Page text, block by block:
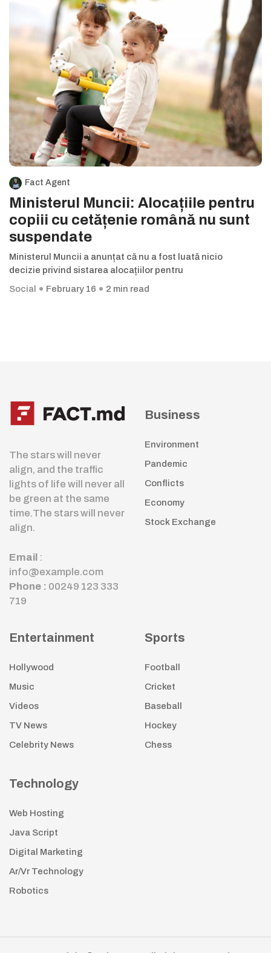
Fact Agent
Ministerul Muncii: Alocațiile pentru
copiii cu cetățenie română nu sunt
suspendate
Ministerul Muncii a anunțat că nu a fost luată nicio
decizie privind sistarea alocațiilor pentru
Social
February 16 2 min read
The stars will never
align, and the traffic
lights of life will never all
be green at the same
time.The stars will never
align.
Email :
info@example.com
Phone : 00249 123 333
719
Business
Environment
Pandemic
Conflicts
Economy
Stock Exchange
Entertainment
Hollywood
Music
Videos
TV News
Celebrity News
Sports
Football
Cricket
Baseball
Hockey
Chess
Technology
Web Hosting
Java Script
Digital Marketing
Ar/Vr Technology
Robotics